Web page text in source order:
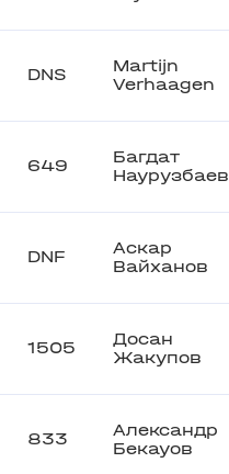
DNS
Martijn
Verhaagen
649
Багдат
Наурузбаев
DNF
Аскар
Вайханов
1505
Досан
Жакупов
833
Александр
Бекауов